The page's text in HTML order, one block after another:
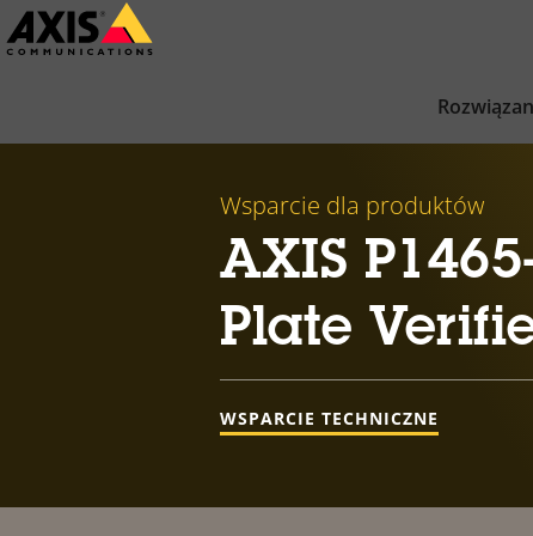
Przejdź
do
Wsparcie dla produktów
AXIS
Plate
WSPARCIE TECHNICZNE